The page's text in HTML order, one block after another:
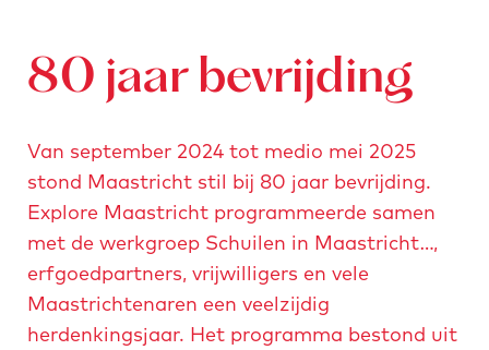
e
r
m
a
a
s
t
r
i
c
h
-
r
o
n
d
l
e
t
r
c
h
t
.
j
p
g
80 jaar bevrijding
Van september 2024 tot medio mei 2025
stond Maastricht stil bij 80 jaar bevrijding.
Explore Maastricht programmeerde samen
met de werkgroep Schuilen in Maastricht…,
erfgoedpartners, vrijwilligers en vele
Maastrichtenaren een veelzijdig
herdenkingsjaar. Het programma bestond uit